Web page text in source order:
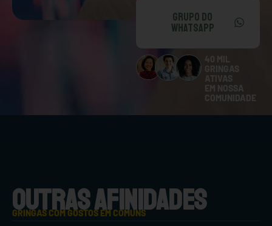
GRUPO DO
WHATSAPP
40 MIL
GRINGAS
ATIVAS
EM NOSSA
COMUNIDADE
OUTRAS AFINIDADES
GRINGAS COM GOSTOS EM COMUNS